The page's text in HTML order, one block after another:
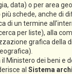
data) o per area
schede, anche di
di un termine
per liste), alla
grafica della
Ministero dei beni e
al Sistema